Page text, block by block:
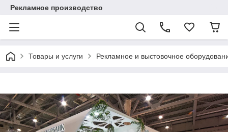
Рекламное производство
Товары и услуги Рекламное и выстовочное